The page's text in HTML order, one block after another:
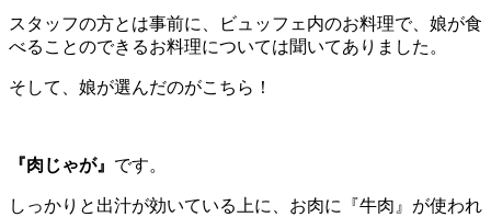
スタッフの方とは事前に、ビュッフェ内のお料理で、娘が食
べることのできるお料理については聞いてありました。
そして、娘が選んだのがこちら！
『肉じゃが』 です。
しっかりと出汁が効いている上に、お肉に『牛肉』が使われ